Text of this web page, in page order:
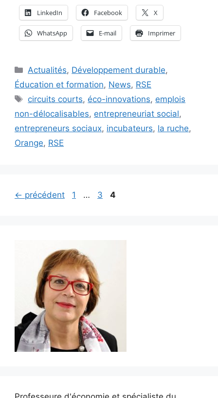
LinkedIn Facebook X
WhatsApp E-mail Imprimer
Catégories
Actualités, Développement durable,
Éducation et formation, News, RSE
Étiquettes
circuits courts, éco-innovations, emplois
non-délocalisables, entrepreneuriat social,
entrepreneurs sociaux, incubateurs, la ruche,
Orange, RSE
← précédent Page
1 … Page
3 Page
4